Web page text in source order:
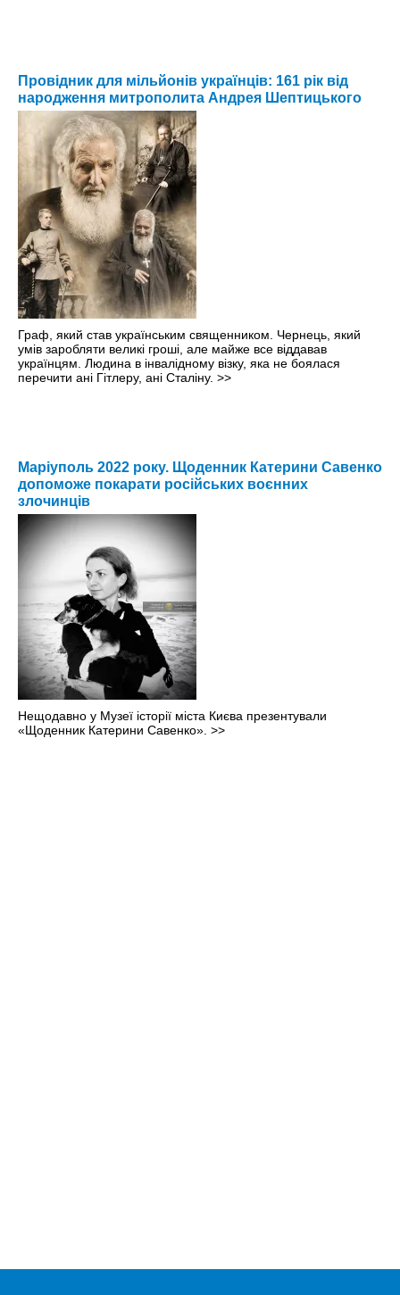
Провідник для мільйонів українців: 161 рік від
народження митрополита Андрея Шептицького
Граф, який став українським священником. Чернець, який
умів заробляти великі гроші, але майже все віддавав
українцям. Людина в інвалідному візку, яка не боялася
перечити ані Гітлеру, ані Сталіну. >>
Маріуполь 2022 року. Щоденник Катерини Савенко
допоможе покарати російських воєнних
злочинців
Нещодавно у Музеї історії міста Києва презентували
«Щоденник Катерини Савенко». >>